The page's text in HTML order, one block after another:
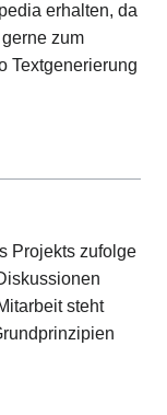
erhalten, da
zum
Textgenerierung
Projekts zufolge
steht